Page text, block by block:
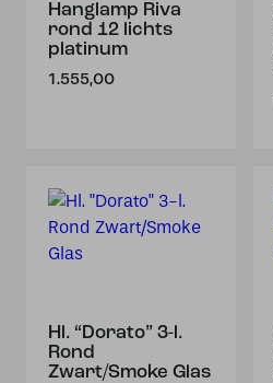
Hanglamp Riva
rond 12 lichts
platinum
1.555,00
Hl. “Dorato” 3-l.
Rond
Zwart/Smoke Glas